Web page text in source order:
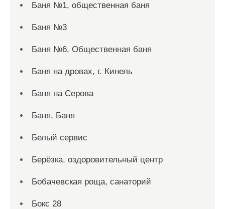
Баня №1, общественная баня
Баня №3
Баня №6, Общественная баня
Баня на дровах, г. Кинель
Баня на Серова
Баня, Баня
Белый сервис
Берёзка, оздоровительный центр
Бобачевская роща, санаторий
Бокс 28